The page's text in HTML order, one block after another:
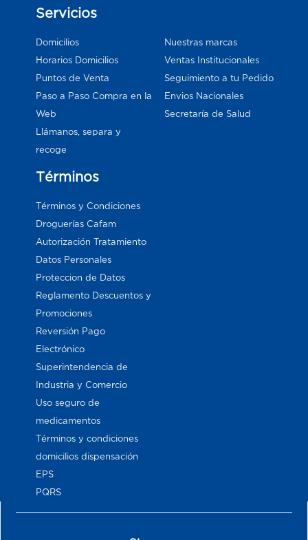
Servicios
Domicilios
Horarios Domicilios
Puntos de Venta
Paso a Paso Compra en la
Web
Llámanos, separa y
recoge
Nuestras marcas
Ventas Institucionales
Seguimiento a tu Pedido
Envios Nacionales
Secretaría de Salud
Términos
Términos y Condiciones
Droguerías Cafam
Autorización Tratamiento
Datos Personales
Proteccion de Datos
Reglamento Descuentos y
Promociones
Reversión Pago
Electrónico
Superintendencia de
Industria y Comercio
Uso seguro de
medicamentos
Términos y condiciones
domicilios dispensación
EPS
PQRS